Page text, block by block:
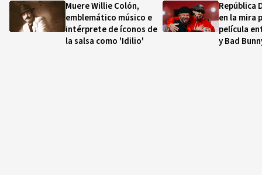
Muere Willie Colón,
emblemático músico e
intérprete de íconos de
la salsa como 'Idilio'
República
en la mira
película
y Bad